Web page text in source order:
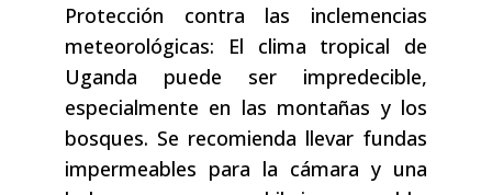
Protección contra las inclemencias
meteorológicas: El clima tropical de
Uganda puede ser impredecible,
especialmente en las montañas y los
bosques. Se recomienda llevar fundas
impermeables para la cámara y una